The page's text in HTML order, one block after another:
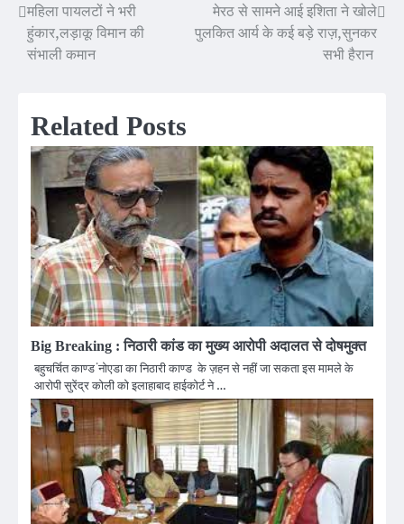
Post
navigation
महिला पायलटों ने भरी
हुंकार,लड़ाकू विमान की
संभाली कमान
मेरठ से सामने आई इशिता ने खोले
पुलकित आर्य के कई बड़े राज़,सुनकर
सभी हैरान
Related Posts
Big Breaking : निठारी कांड का मुख्य आरोपी अदालत से दोषमुक्त
बहुचर्चित काण्ड ंनोएडा का निठारी काण्ड के ज़हन से नहीं जा सकता इस मामले के
आरोपी सुरेंद्र कोली को इलाहाबाद हाईकोर्ट ने …